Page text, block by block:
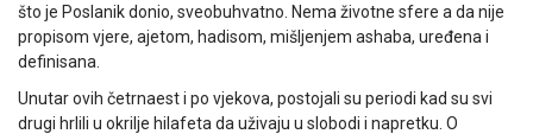
što je Poslanik donio, sveobuhvatno. Nema životne sfere a da nije
propisom vjere, ajetom, hadisom, mišljenjem ashaba, uređena i
definisana.
Unutar ovih četrnaest i po vjekova, postojali su periodi kad su svi
drugi hrlili u okrilje hilafeta da uživaju u slobodi i napretku. O